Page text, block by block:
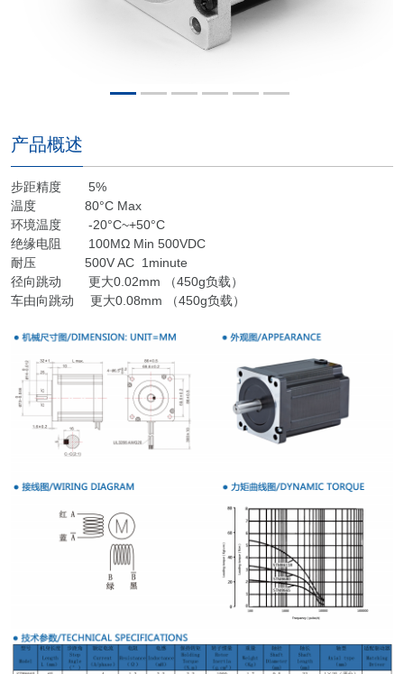
产品概述
步距精度 5%
温度 80°C Max
环境温度 -20°C~+50°C
绝缘电阻 100MΩ Min 500VDC
耐压 500V AC 1minute
径向跳动 更大0.02mm （450g负载）
车由向跳动 更大0.08mm （450g负载）